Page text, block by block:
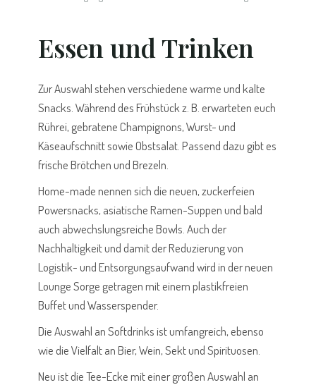
Essen und Trinken
Zur Auswahl stehen verschiedene warme und kalte
Snacks. Während des Frühstück z. B. erwarteten euch
Rührei, gebratene Champignons, Wurst- und
Käseaufschnitt sowie Obstsalat. Passend dazu gibt es
frische Brötchen und Brezeln.
Home-made nennen sich die neuen, zuckerfeien
Powersnacks, asiatische Ramen-Suppen und bald
auch abwechslungsreiche Bowls. Auch der
Nachhaltigkeit und damit der Reduzierung von
Logistik- und Entsorgungsaufwand wird in der neuen
Lounge Sorge getragen mit einem plastikfreien
Buffet und Wasserspender.
Die Auswahl an Softdrinks ist umfangreich, ebenso
wie die Vielfalt an Bier, Wein, Sekt und Spirituosen.
Neu ist die Tee-Ecke mit einer großen Auswahl an